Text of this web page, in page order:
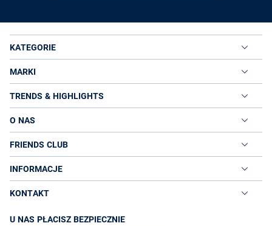
KATEGORIE
MARKI
TRENDS & HIGHLIGHTS
O NAS
FRIENDS CLUB
INFORMACJE
KONTAKT
U NAS PŁACISZ BEZPIECZNIE